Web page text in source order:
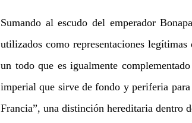
Sumando al escudo del emperador
utilizados como representaciones
un todo que es igualmente
imperial que sirve de fondo y periferia
Francia”, una distinción hereditaria dentro